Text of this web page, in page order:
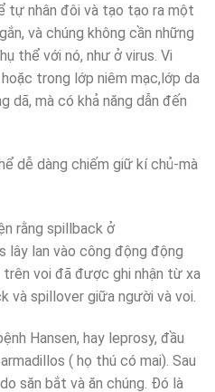
tự nhân đôi và tạo tạo ra một
và chúng không cần những
thể với nó, như ở virus. Vi
trong lớp niêm mạc,lớp da
dã, mà có khả năng dẫn đến
dễ dàng chiếm giữ kí chủ-mà
rằng spillback ở
lây lan vào công động động
voi đã được ghi nhận từ xa
và spillover giữa người và voi.
Hansen, hay leprosy, đầu
( họ thú có mai). Sau
săn bắt và ăn chúng. Đó là